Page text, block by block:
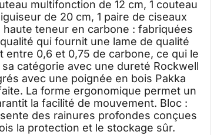
multifonction de 12 cm, 1 couteau
de 20 cm, 1 paire de ciseaux
teneur en carbone : fabriquées
qui fournit une lame de qualité
0,6 et 0,75 de carbone, ce qui le
catégorie avec une dureté Rockwell
avec une poignée en bois Pakka
La forme ergonomique permet un
la facilité de mouvement. Bloc :
des rainures profondes conçues
la protection et le stockage sûr.